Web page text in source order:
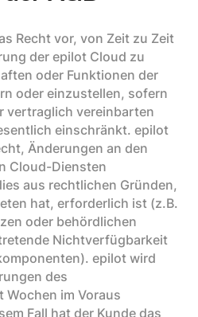
Recht vor, von Zeit zu Zeit
der epilot Cloud zu
oder Funktionen der
oder einzustellen, sofern
vertraglich vereinbarten
einschränkt. epilot
Änderungen an den
Cloud-Diensten
aus rechtlichen Gründen,
hat, erforderlich ist (z.B.
oder behördlichen
Nichtverfügbarkeit
epilot wird
des
im Voraus
Fall hat der Kunde das